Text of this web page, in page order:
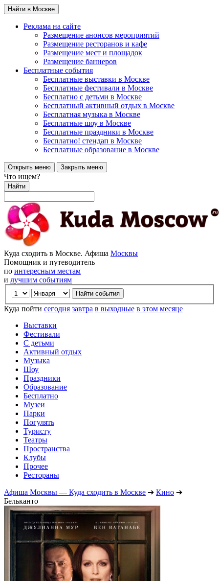
Найти в Москве
Реклама на сайте
Размещение анонсов мероприятий
Размещение ресторанов и кафе
Размещение мест и площадок
Размещение баннеров
Бесплатные события
Бесплатные выставки в Москве
Бесплатные фестивали в Москве
Бесплатно с детьми в Москве
Бесплатный активный отдых в Москве
Бесплатная музыка в Москве
Бесплатные шоу в Москве
Бесплатные праздники в Москве
Бесплатно! стендап в Москве
Бесплатные образование в Москве
Открыть меню Закрыть меню
Что ищем?
Найти
Куда сходить в Москве. Афиша Москвы
Помощник и путеводитель
по интересным местам
и лучшим событиям
Куда пойти сегодня завтра в выходные в этом месяце
Выставки
Фестивали
С детьми
Активный отдых
Музыка
Шоу
Праздники
Образование
Бесплатно
Музеи
Парки
Погулять
Туристу
Театры
Пространства
Клубы
Прочее
Рестораны
Афиша Москвы — Куда сходить в Москве ➔ Кино ➔
Бельканто